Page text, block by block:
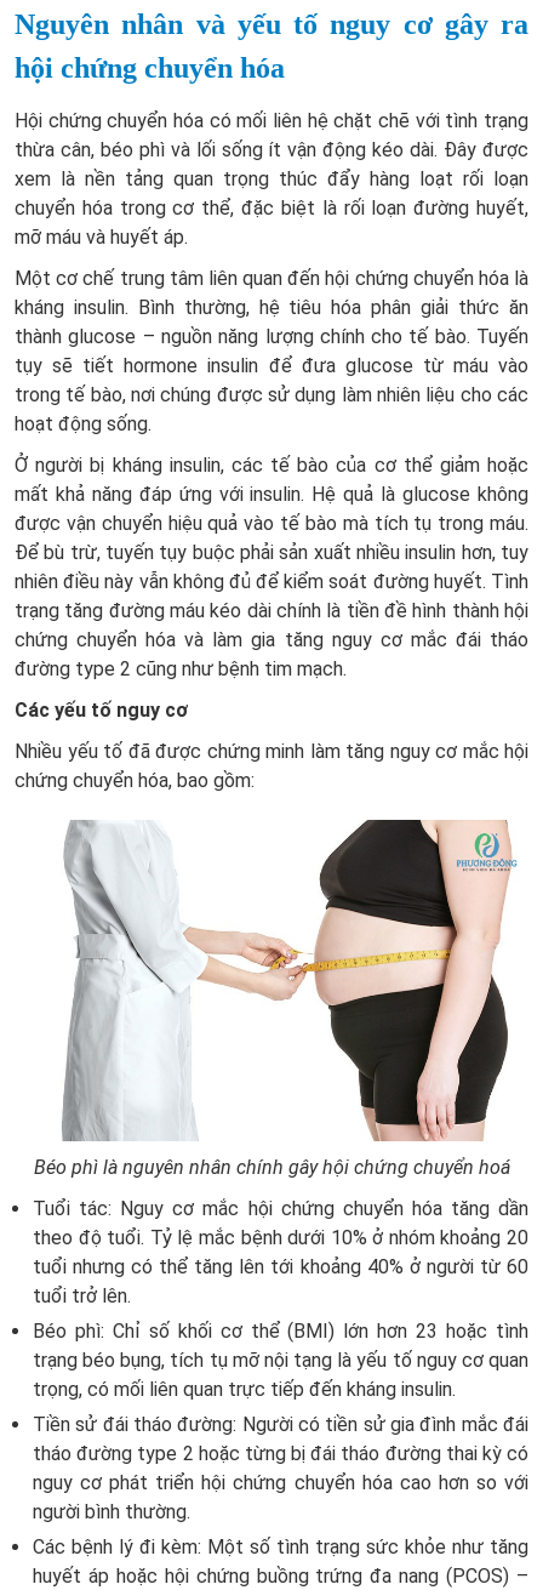
Nguyên nhân và yếu tố nguy cơ gây ra
hội chứng chuyển hóa
Hội chứng chuyển hóa có mối liên hệ chặt chẽ với tình trạng
thừa cân, béo phì và lối sống ít vận động kéo dài. Đây được
xem là nền tảng quan trọng thúc đẩy hàng loạt rối loạn
chuyển hóa trong cơ thể, đặc biệt là rối loạn đường huyết,
mỡ máu và huyết áp.
Một cơ chế trung tâm liên quan đến hội chứng chuyển hóa là
kháng insulin. Bình thường, hệ tiêu hóa phân giải thức ăn
thành glucose – nguồn năng lượng chính cho tế bào. Tuyến
tụy sẽ tiết hormone insulin để đưa glucose từ máu vào
trong tế bào, nơi chúng được sử dụng làm nhiên liệu cho các
hoạt động sống.
Ở người bị kháng insulin, các tế bào của cơ thể giảm hoặc
mất khả năng đáp ứng với insulin. Hệ quả là glucose không
được vận chuyển hiệu quả vào tế bào mà tích tụ trong máu.
Để bù trừ, tuyến tụy buộc phải sản xuất nhiều insulin hơn, tuy
nhiên điều này vẫn không đủ để kiểm soát đường huyết. Tình
trạng tăng đường máu kéo dài chính là tiền đề hình thành hội
chứng chuyển hóa và làm gia tăng nguy cơ mắc đái tháo
đường type 2 cũng như bệnh tim mạch.
Các yếu tố nguy cơ
Nhiều yếu tố đã được chứng minh làm tăng nguy cơ mắc hội
chứng chuyển hóa, bao gồm:
Béo phì là nguyên nhân chính gây hội chứng chuyển hoá
Tuổi tác: Nguy cơ mắc hội chứng chuyển hóa tăng dần
theo độ tuổi. Tỷ lệ mắc bệnh dưới 10% ở nhóm khoảng 20
tuổi nhưng có thể tăng lên tới khoảng 40% ở người từ 60
tuổi trở lên.
Béo phì: Chỉ số khối cơ thể (BMI) lớn hơn 23 hoặc tình
trạng béo bụng, tích tụ mỡ nội tạng là yếu tố nguy cơ quan
trọng, có mối liên quan trực tiếp đến kháng insulin.
Tiền sử đái tháo đường: Người có tiền sử gia đình mắc đái
tháo đường type 2 hoặc từng bị đái tháo đường thai kỳ có
nguy cơ phát triển hội chứng chuyển hóa cao hơn so với
người bình thường.
Các bệnh lý đi kèm: Một số tình trạng sức khỏe như tăng
huyết áp hoặc hội chứng buồng trứng đa nang (PCOS) –